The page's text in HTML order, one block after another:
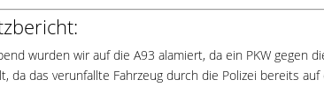
wurden wir auf die A93 alamiert, da ein PKW gegen
da das verunfallte Fahrzeug durch die Polizei bereits